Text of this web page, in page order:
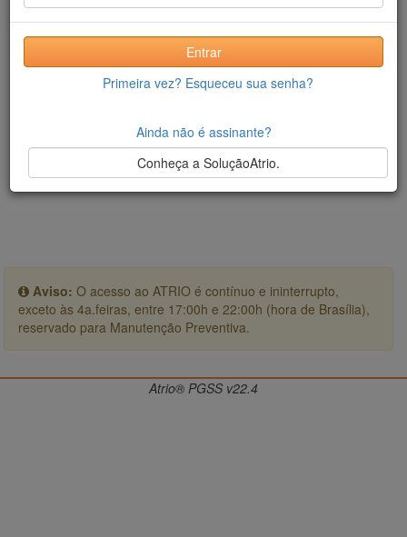
Aviso: O acesso ao ATRIO é contínuo e ininterrupto,
exceto às 4a.feiras, entre 17:00h e 22:00h (hora de Brasília),
reservado para Manutenção Preventiva.
Entrar
Primeira vez? Esqueceu sua senha?
Ainda não é assinante?
Conheça a SoluçãoAtrio.
Atrio® PGSS v22.4